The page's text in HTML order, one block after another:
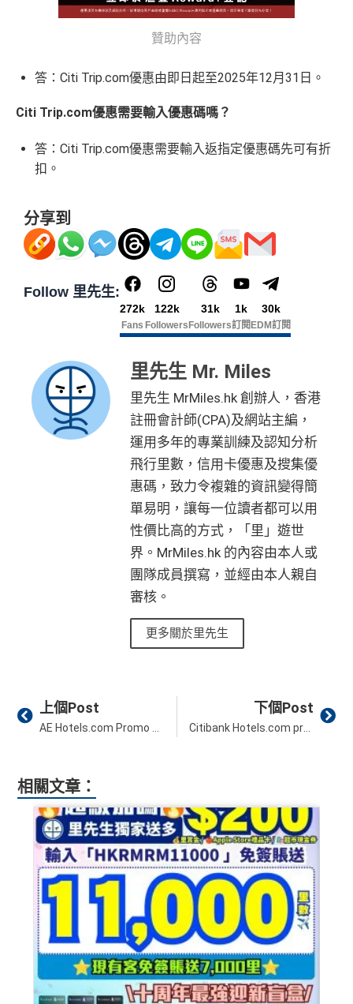
缺點
無特別優惠時正常本地簽賬得HK$8 = 1 Avios/Asia Mil
es
DCC無積分
有金融產品和服務均以他們作準，
網站為產品資訊的最更新版本。 本網站產品之比較結果建
基於客觀分析，因此就算獲第三方廣告客戶贊助，我們並
Disclaimer: At MrMiles, we strive to keep
our information accurate and up to date. This information
may be different than what you see when you visit a finan
cial institution, service provider or specific product’s site. F
he financial institution’s website for the most updated versi
on. All financial products and services are presented witho
ut warranty. Additionally, this site may be compensated thr
ough third party advertisers. However, the results of our c
omparison tools which are not marked as sponsored are a
lways based on objective analysis first.
查看更多信用卡詳情及分析...
如果唔怕麻煩其實應該開咗個 Citigold / Citigold Private
倍迎新 ：30,000里數(相等於360,000積分) > 60,000里
可以拎咗Citibank其他信用卡先再拎呢張Citi Prestige，
無迎新)
*38新會員+成功批卡派出50額外里賞金。每1里賞金 ≈ HK
$1，可兌換FPS轉數快回贈！詳情MrMiles.hk/mmcredit
✅優點
預訂任何酒店預訂4晚免1晚*
每年肯俾年費可拎返240,000積分
PayMe/支付寶HK/Wechat Pay
都有無上限$6=1里
平日簽賬無上限$6=1里
年資獎賞高達30%
有送Priority Pass可以無限次入機場Lounge
免費旅遊保險，另外仲有購物保障及網絡購物綜合保
港元支付海外商戶(如Expedia)無1%CBF手續費但都
可以玩到酒店積分計劃！
無限期
兌換里數酒店積分免手續費
• 香港瑰麗酒店住宿，餐飲及生日餐飲禮遇
• Citi Prestige禮賓部，幫你搞掂餐廳、酒店預訂
❎ 缺點
年費無得走HK$3,800，不過有里數收返，都夠去一轉
東京或首爾
CBF/DCC無積分
免責聲明：里先生努力保持信息準確。若任何信息與你到
訪之金融機構、
服務供應商或特定產品網站有所出入，所
有金融產品和服務均以他們作準，請參閱相關金融機構的
網站為產品資訊的最更新版本。 本網站產品之比較結果建
於 客觀分析，因此就算獲第三方廣告客戶贊助，我們並
不會特別註明。Disclaimer: At MrMiles, we strive to keep
*38新會員+成功批卡派出50額外里賞金。每1里賞金 ≈ HK
$1，可兌換FPS轉數快回贈！詳情
Citi Rewards 迎新 條件及冷河期
卡戶口
Citi新客 ＝ 過去12個月內沒有取消或持有過任何Citiba
nk信用卡
意手續費
✅優點
積分無限期，儲夠先換里數，減低平均手續費
年薪唔夠申請Citibank高級卡既話申請Citi Rewards食
❎ 缺點
有轉換里數手續費上限HK$300(每5,000里收HK$50)
只係購物及娛樂簽賬類別時先抵用，其他本地簽賬得H
K$15=1 Avios/Asia Miles
免責聲明：里先生努力保持信息準確。若任何信息與你到
服務供應商或特定產品網站有所出入，
網站為產品資訊的最更新版本。 本網站產品之比較結果建
因此就算獲第三方廣告客戶贊助，我們並
may be different than what you see when you visit a finan
cial institution, service provider or specific product’s site. F
or any discrepancy in product information, please refer to t
on. All financial products and services are presented witho
ut warranty. Additionally, this site may be compensated thr
ough third party advertisers. However, the results of our c
omparison tools which are not marked as sponsored are a
lways based on objective analysis first.
查看更多信用卡詳情及分析...
贊助內容
答：Citi Trip.com優惠由即日起至2025年12月31日。
Citi Trip.com優惠需要輸入優惠碼嗎？
答：Citi Trip.com優惠需要輸入返指定優惠碼先可有折
扣。
分享到
Follow 里先生:
272k
Fans
122k
Followers
31k
Followers
1k
訂閱
30k
EDM訂閱
里先生 Mr. Miles
里先生 MrMiles.hk 創辦人，香港
註冊會計師(CPA)及網站主編，
運用多年的專業訓練及認知分析
飛行里數，信用卡優惠及搜集優
惠碼，致力令複雜的資訊變得簡
單易明，讓每一位讀者都可以用
性價比高的方式，「里」遊世
界。MrMiles.hk 的內容由本人或
團隊成員撰寫，並經由本人親自
審核。
更多關於里先生
Prev
上個Post
AE Hotels.com Promo Code 優惠︱全年酒店優惠即享92折！2026年8月最新
下個Post
Citibank Hotels.com promo code 優惠︱全年酒店優惠可享92折！8月最新
相關文章：